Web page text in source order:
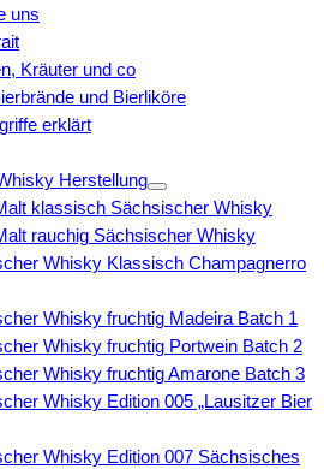
uns
Kräuter und co
und Bierliköre
erklärt
Herstellung
klassisch Sächsischer Whisky
rauchig Sächsischer Whisky
Whisky Klassisch Champagnerro
Whisky fruchtig Madeira Batch 1
Whisky fruchtig Portwein Batch 2
Whisky fruchtig Amarone Batch 3
Whisky Edition 005 „Lausitzer Bier
Whisky Edition 007 Sächsisches